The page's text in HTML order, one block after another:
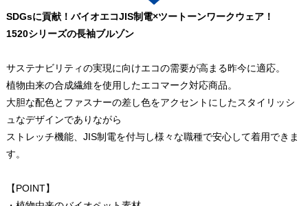
SDGsに貢献！バイオエコJIS制電×ツートーンワークウェア！
1520シリーズの長袖ブルゾン
サステナビリティの実現に向けエコの需要が高まる昨今に適応。
植物由来の合成繊維を使用したエコマーク対応商品。
大胆な配色とファスナーの差し色をアクセントにしたスタイリッシ
ュなデザインでありながら
ストレッチ機能、JIS制電を付与し様々な職種で安心して着用できま
す。
【POINT】